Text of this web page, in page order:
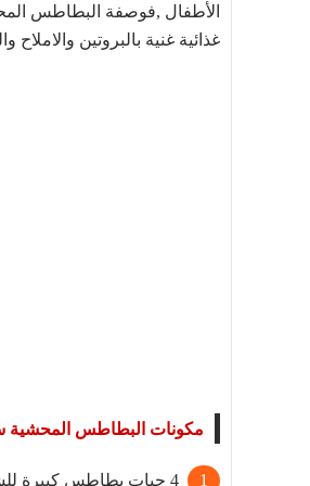
الأطفال ,فوصفة البطاطس
غذائية غنية بالبروتين
مكونات البطاطس المحشية
4 حبات بطاطس كبيرة للشوي (225 جم تقريبًا)